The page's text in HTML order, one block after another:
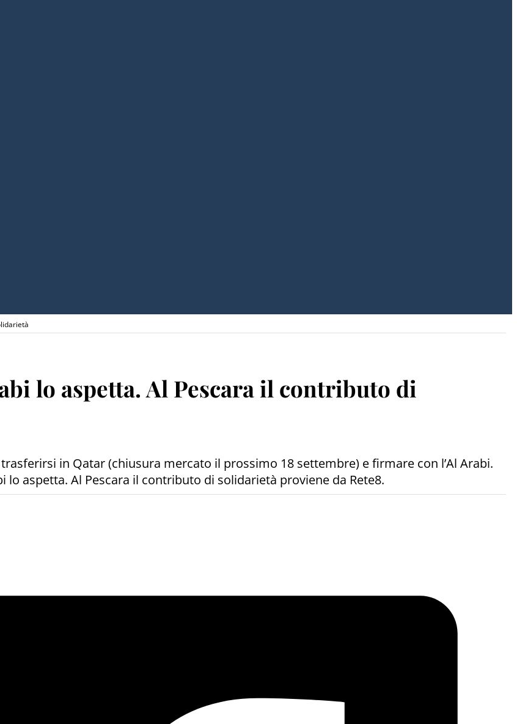
lo aspetta. Al Pescara il contributo di
in Qatar (chiusura mercato il prossimo 18 settembre) e firmare con l’Al Arabi.
lo aspetta. Al Pescara il contributo di solidarietà proviene da Rete8.